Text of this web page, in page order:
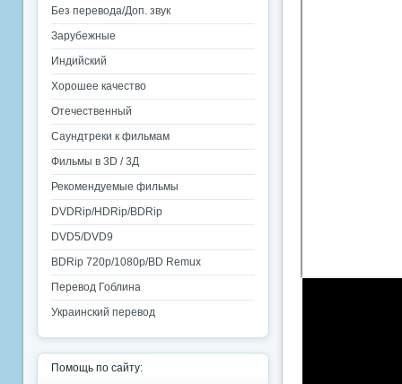
Без перевода/Доп. звук
Зарубежные
Индийский
Хорошее качество
Отечественный
Саундтреки к фильмам
Фильмы в 3D / 3Д
Рекомендуемые фильмы
DVDRip/HDRip/BDRip
DVD5/DVD9
BDRip 720p/1080p/BD Remux
Перевод Гоблина
Украинский перевод
Помощь по сайту: